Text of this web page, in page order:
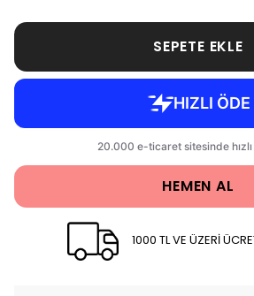
SEPETE EKLE
HEMEN AL
1000 TL VE ÜZERİ